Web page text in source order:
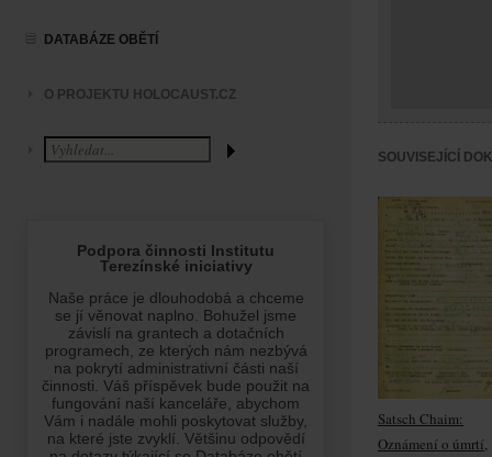
DATABÁZE OBĚTÍ
O PROJEKTU HOLOCAUST.CZ
SOUVISEJÍCÍ
Satsch Chaim:
Oznámení o úmrtí,